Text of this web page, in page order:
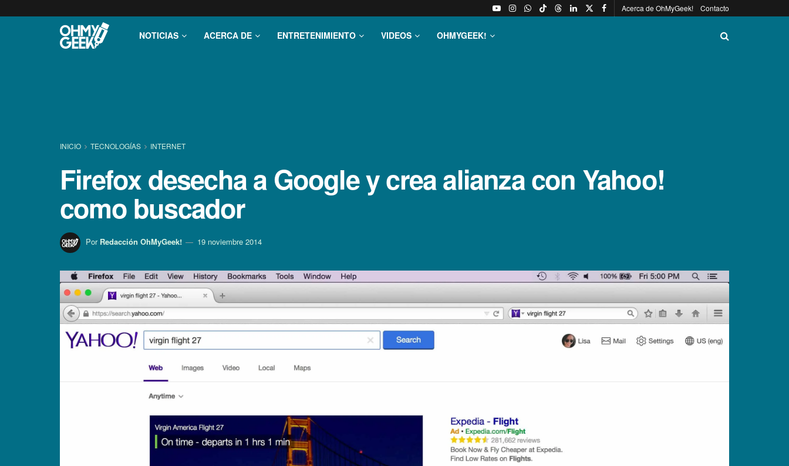
Acerca de OhMyGeek! Contacto
NOTICIAS ACERCA DE ENTRETENIMIENTO VIDEOS OHMYGEEK!
INICIO TECNOLOGÍ­AS INTERNET
Firefox desecha a Google y crea alianza con Yahoo!
como buscador
Por Redacción OhMyGeek! 19 noviembre 2014